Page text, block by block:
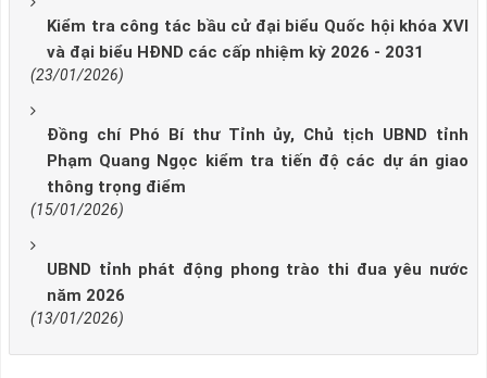
Kiểm tra công tác bầu cử đại biểu Quốc hội khóa XVI
và đại biểu HĐND các cấp nhiệm kỳ 2026 - 2031
(23/01/2026)
Đồng chí Phó Bí thư Tỉnh ủy, Chủ tịch UBND tỉnh
Phạm Quang Ngọc kiểm tra tiến độ các dự án giao
thông trọng điểm
(15/01/2026)
UBND tỉnh phát động phong trào thi đua yêu nước
năm 2026
(13/01/2026)